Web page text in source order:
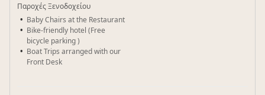
Παροχές Ξενοδοχείου
Baby Chairs at the Restaurant
Bike-friendly hotel (Free
bicycle parking )
Boat Trips arranged with our
Front Desk